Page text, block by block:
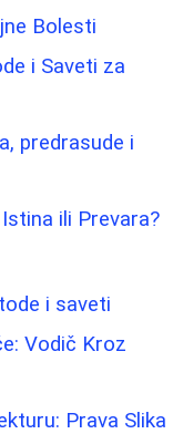
Bolesti
i Saveti za
predrasude i
ili Prevara?
i saveti
Vodič Kroz
Prava Slika